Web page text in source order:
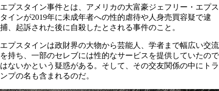
エプスタイン事件とは、アメリカの大富豪ジェフリー・エプス
タインが2019年に未成年者への性的虐待や人身売買容疑で逮
捕、起訴された後に自殺したとされる事件のこと。
エプスタインは政財界の大物から芸能人、学者まで幅広い交流
を持ち、一部のセレブには性的なサービスを提供していたので
はないかという疑惑がある。そして、その交友関係の中にトラ
ンプの名も含まれるのだ。